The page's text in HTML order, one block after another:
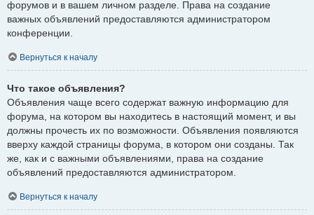
форумов и в вашем личном разделе. Права на создание
важных объявлений предоставляются администратором
конференции.
Вернуться к началу
Что такое объявления?
Объявления чаще всего содержат важную информацию для
форума, на котором вы находитесь в настоящий момент, и вы
должны прочесть их по возможности. Объявления появляются
вверху каждой страницы форума, в котором они созданы. Так
же, как и с важными объявлениями, права на создание
объявлений предоставляются администратором.
Вернуться к началу